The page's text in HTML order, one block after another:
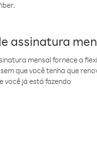
assinatura
mensal fornece a
que você tenha que
você já está fazendo